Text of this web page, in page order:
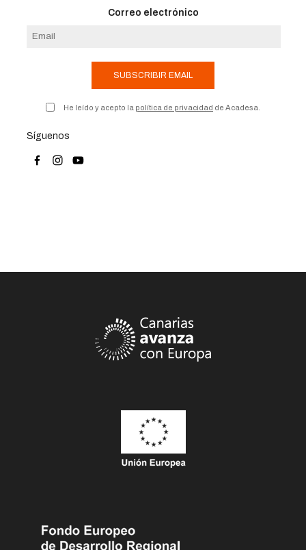
Correo electrónico
SUBSCRIBIR EMAIL
He leído y acepto la política de privacidad de Acadesa.
Síguenos